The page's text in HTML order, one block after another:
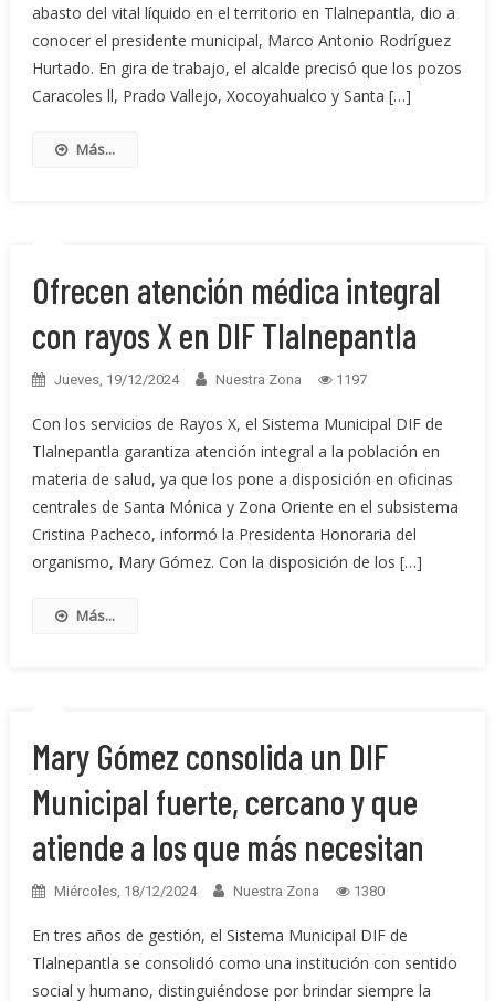
abasto del vital líquido en el territorio en Tlalnepantla, dio a
conocer el presidente municipal, Marco Antonio Rodríguez
Hurtado. En gira de trabajo, el alcalde precisó que los pozos
Caracoles ll, Prado Vallejo, Xocoyahualco y Santa […]
Más...
Ofrecen atención médica integral
con rayos X en DIF Tlalnepantla
Jueves, 19/12/2024 Nuestra Zona 1197
Con los servicios de Rayos X, el Sistema Municipal DIF de
Tlalnepantla garantiza atención integral a la población en
materia de salud, ya que los pone a disposición en oficinas
centrales de Santa Mónica y Zona Oriente en el subsistema
Cristina Pacheco, informó la Presidenta Honoraria del
organismo, Mary Gómez. Con la disposición de los […]
Más...
Mary Gómez consolida un DIF
Municipal fuerte, cercano y que
atiende a los que más necesitan
Miércoles, 18/12/2024 Nuestra Zona 1380
En tres años de gestión, el Sistema Municipal DIF de
Tlalnepantla se consolidó como una institución con sentido
social y humano, distinguiéndose por brindar siempre la